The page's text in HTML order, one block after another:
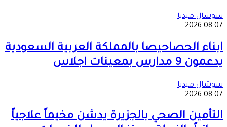
سوشال ميديا
2026-08-07
ابناء الحصاحيصا بالمملكة العربية السعودية
يدعمون 9 مدارس بمعينات اجلاس
سوشال ميديا
2026-08-07
التأمين الصحي بالجزيرة يدشن مخيماً علاجياً